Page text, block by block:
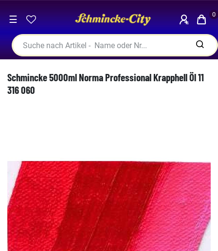
☰ 0
Schmincke 5000ml Norma Professional Krapphell Öl 11
316 060